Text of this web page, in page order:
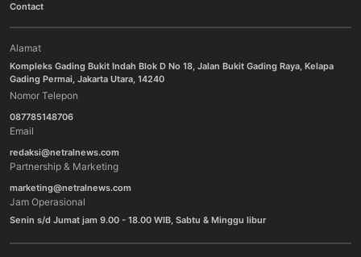
Contact
Alamat
Kompleks Gading Bukit Indah Blok D No 18, Jalan Bukit Gading Raya, Kelapa
Gading Permai, Jakarta Utara, 14240
Nomor Telepon
087785148706
Email
redaksi@netralnews.com
Partnership & Marketing
marketing@netralnews.com
Jam Operasional
Senin s/d Jumat jam 9.00 - 18.00 WIB, Sabtu & Minggu libur